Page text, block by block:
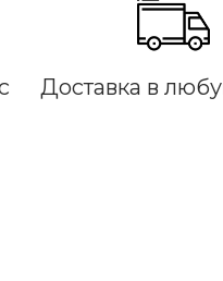
Доставка в